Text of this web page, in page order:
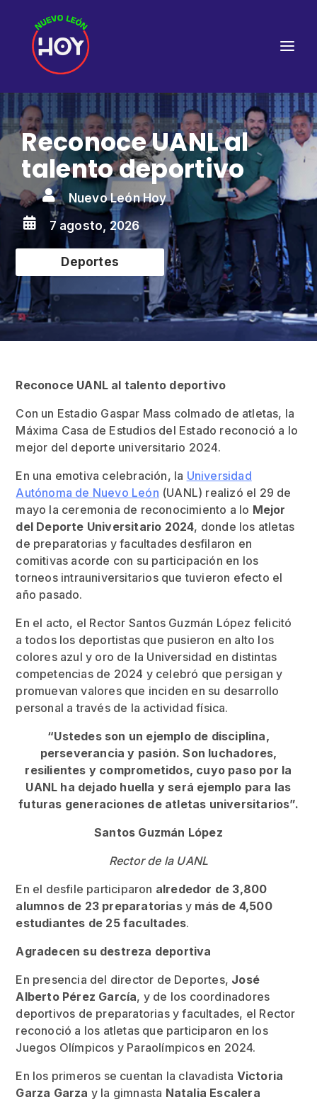
Reconoce UANL al
talento deportivo
 Nuevo León Hoy
 7 agosto, 2026
Deportes
Reconoce UANL al talento deportivo
Con un Estadio Gaspar Mass colmado de atletas, la
Máxima Casa de Estudios del Estado reconoció a lo
mejor del deporte universitario 2024.
En una emotiva celebración, la Universidad
Autónoma de Nuevo León (UANL) realizó el 29 de
mayo la ceremonia de reconocimiento a lo Mejor
del Deporte Universitario 2024, donde los atletas
de preparatorias y facultades desfilaron en
comitivas acorde con su participación en los
torneos intrauniversitarios que tuvieron efecto el
año pasado.
En el acto, el Rector Santos Guzmán López felicitó
a todos los deportistas que pusieron en alto los
colores azul y oro de la Universidad en distintas
competencias de 2024 y celebró que persigan y
promuevan valores que inciden en su desarrollo
personal a través de la actividad física.
“Ustedes son un ejemplo de disciplina,
perseverancia y pasión. Son luchadores,
resilientes y comprometidos, cuyo paso por la
UANL ha dejado huella y será ejemplo para las
futuras generaciones de atletas universitarios”.
Santos Guzmán López
Rector de la UANL
En el desfile participaron alrededor de 3,800
alumnos de 23 preparatoriasy más de 4,500
estudiantes de 25 facultades.
Agradecen su destreza deportiva
En presencia del director de Deportes, José
Alberto Pérez García, y de los coordinadores
deportivos de preparatorias y facultades, el Rector
reconoció a los atletas que participaron en los
Juegos Olímpicos y Paraolímpicos en 2024.
En los primeros se cuentan la clavadista Victoria
Garza Garza y la gimnasta Natalia Escalera